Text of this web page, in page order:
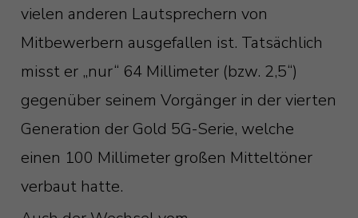
vielen anderen Lautsprechern von
Mitbewerbern ausgefallen ist. Tatsächlich
misst er „nur“ 64 Millimeter (bzw. 2,5“)
gegenüber seinem Vorgänger in der vierten
Generation der Gold 5G-Serie, welche
einen 100 Millimeter großen Mitteltöner
verbaut hatte.